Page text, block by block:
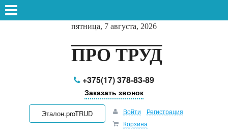
пятница, 7 августа, 2026
ПРО ТРУД
+375(17) 378-83-89
Заказать звонок
Эталон.proTRUD Войти
Регистрация
Корзина